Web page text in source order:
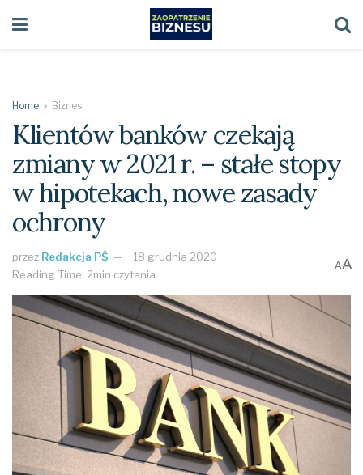
Home Biznes
Klientów banków czekają
zmiany w 2021 r. – stałe stopy
w hipotekach, nowe zasady
ochrony
przez Redakcja PŚ
18 grudnia 2020
Reading Time: 2min czytania
AA